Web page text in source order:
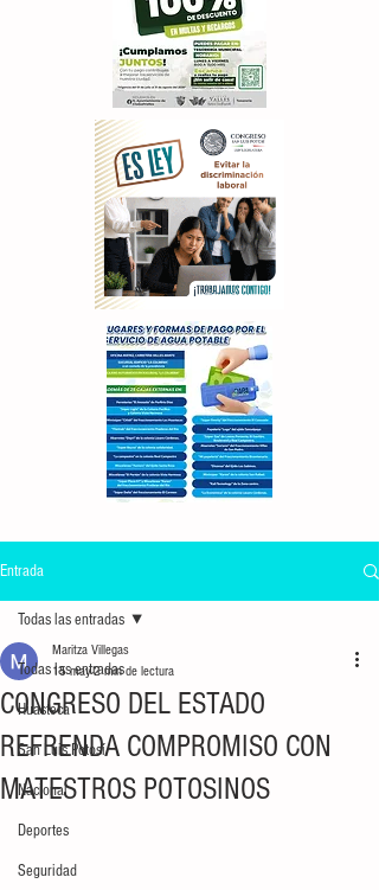
Entrada
Todas las entradas
Huasteca
San Luis Potosí
Nacional
Deportes
Seguridad
Todas las entradas
CONGRESO DEL ESTADO
REFRENDA COMPROMISO CON
MATESTROS POTOSINOS
Maritza Villegas
15 may2 min de lectura